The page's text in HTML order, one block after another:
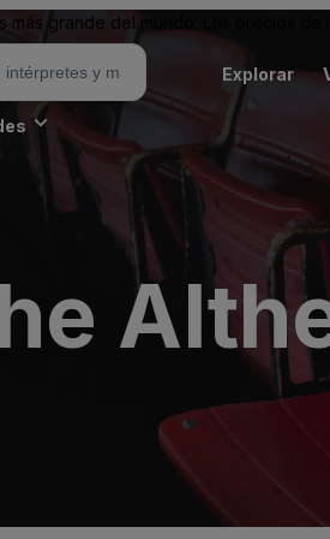
más grande del mundo. Los precios
Explorar